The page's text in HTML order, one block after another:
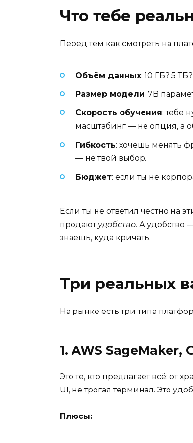
Что тебе
Перед тем как смотреть на
Объём данных: 10 ГБ? 5
Размер модели: 7B
Скорость обучения: тебе
масштабинг — не опция, а
Гибкость: хочешь менять
— не твой выбор.
Бюджет: если ты не
Если ты не ответил честно на
продают удобство. А удобство
знаешь, куда кричать.
Три реальных
На рынке есть три типа
1. AWS
Это те, кто предлагает всё: от
UI, не трогая терминал. Это
Плюсы: